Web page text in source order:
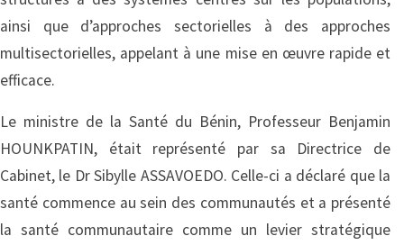
ainsi que d’approches sectorielles à des approches
multisectorielles, appelant à une mise en œuvre rapide et
efficace.
Le ministre de la Santé du Bénin, Professeur Benjamin
HOUNKPATIN, était représenté par sa Directrice de
Cabinet, le Dr Sibylle ASSAVOEDO. Celle-ci a déclaré que la
santé commence au sein des communautés et a présenté
la santé communautaire comme un levier stratégique